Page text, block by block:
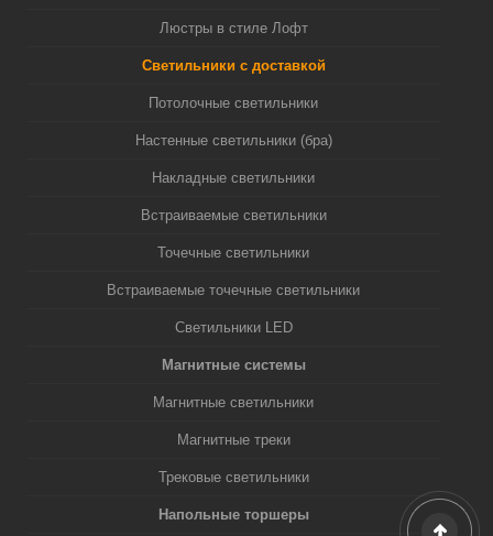
Люстры в стиле Лофт
Светильники с доставкой
Потолочные светильники
Настенные светильники (бра)
Накладные светильники
Встраиваемые светильники
Точечные светильники
Встраиваемые точечные светильники
Светильники LED
Магнитные системы
Магнитные светильники
Магнитные треки
Трековые светильники
Напольные торшеры